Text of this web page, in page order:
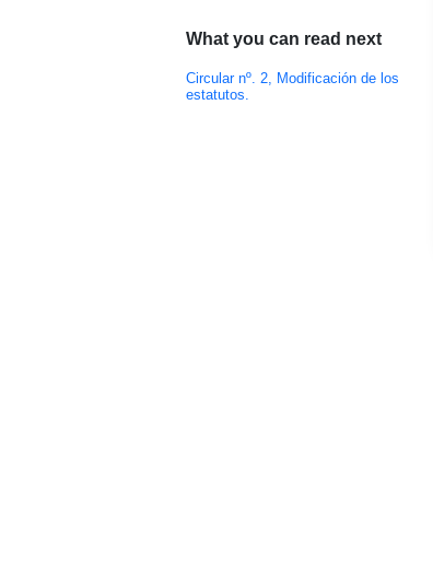
What you can read next
Circular nº. 2, Modificación de los
estatutos.